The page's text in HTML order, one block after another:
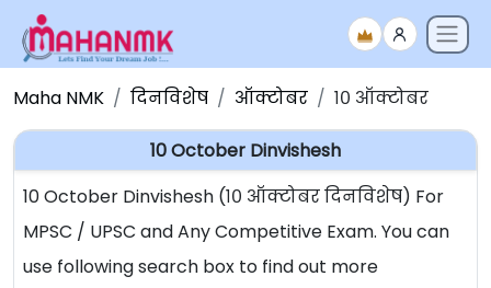
Maha NMK दिनविशेष ऑक्टोबर १० ऑक्टोबर
10 October Dinvishesh
10 October Dinvishesh (१० ऑक्टोबर दिनविशेष) For
MPSC / UPSC and Any Competitive Exam. You can
use following search box to find out more